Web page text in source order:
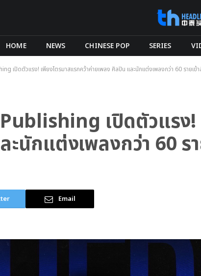
HOME NEWS CHINESE POP SERIES
เปิดตัวแรง! เพียงไตรมาสแรกคว้าค่ายเพลง ศิลปิน และนักแต่งเพลงกว่า 60 รายเข้
เปิดตัวแรง!
นักแต่งเพลงกว่า 60 ร
Email